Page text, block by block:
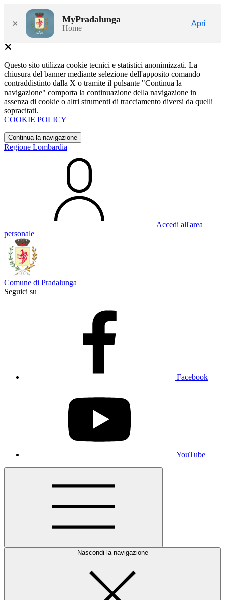
× MyPradalunga
Home
Apri
Questo sito utilizza cookie tecnici e statistici anonimizzati. La
chiusura del banner mediante selezione dell'apposito comando
contraddistinto dalla X o tramite il pulsante "Continua la
navigazione" comporta la continuazione della navigazione in
assenza di cookie o altri strumenti di tracciamento diversi da quelli
sopracitati.
COOKIE POLICY
Continua la navigazione
Regione Lombardia
Accedi all'area
personale
Comune di Pradalunga
Seguici su
Facebook
YouTube
Nascondi la navigazione